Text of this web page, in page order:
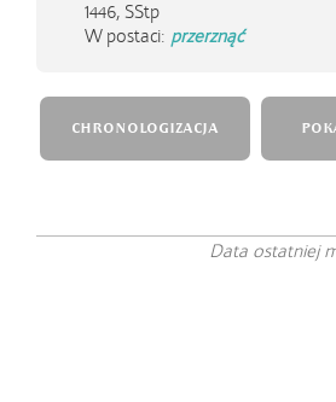
1446, SStp
W postaci: przerznąć
CHRONOLOGIZACJA
Data ostatniej